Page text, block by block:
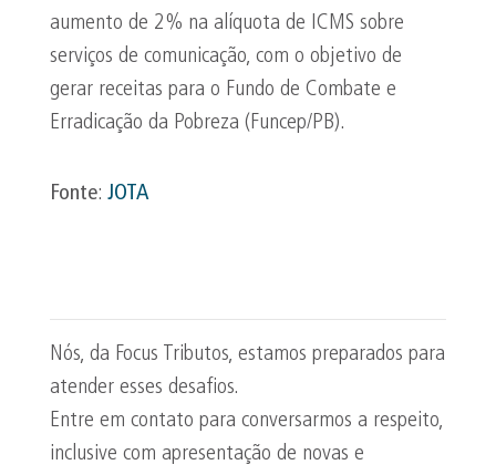
aumento de 2% na alíquota de ICMS sobre
serviços de comunicação, com o objetivo de
gerar receitas para o Fundo de Combate e
Erradicação da Pobreza (Funcep/PB).
Fonte: JOTA
Nós, da Focus Tributos, estamos preparados para
atender esses desafios.
Entre em contato para conversarmos a respeito,
inclusive com apresentação de novas e